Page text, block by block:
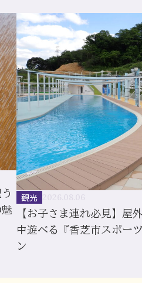
観光
【お子さま連れ必見】屋
中遊べる『香芝市スポー
ン